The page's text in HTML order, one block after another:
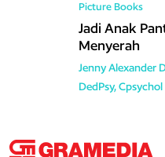
Picture Books
Jadi Anak
Menyerah
Jenny Alexander
DedPsy, Cpsychol